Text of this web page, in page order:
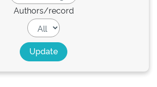
Authors/record